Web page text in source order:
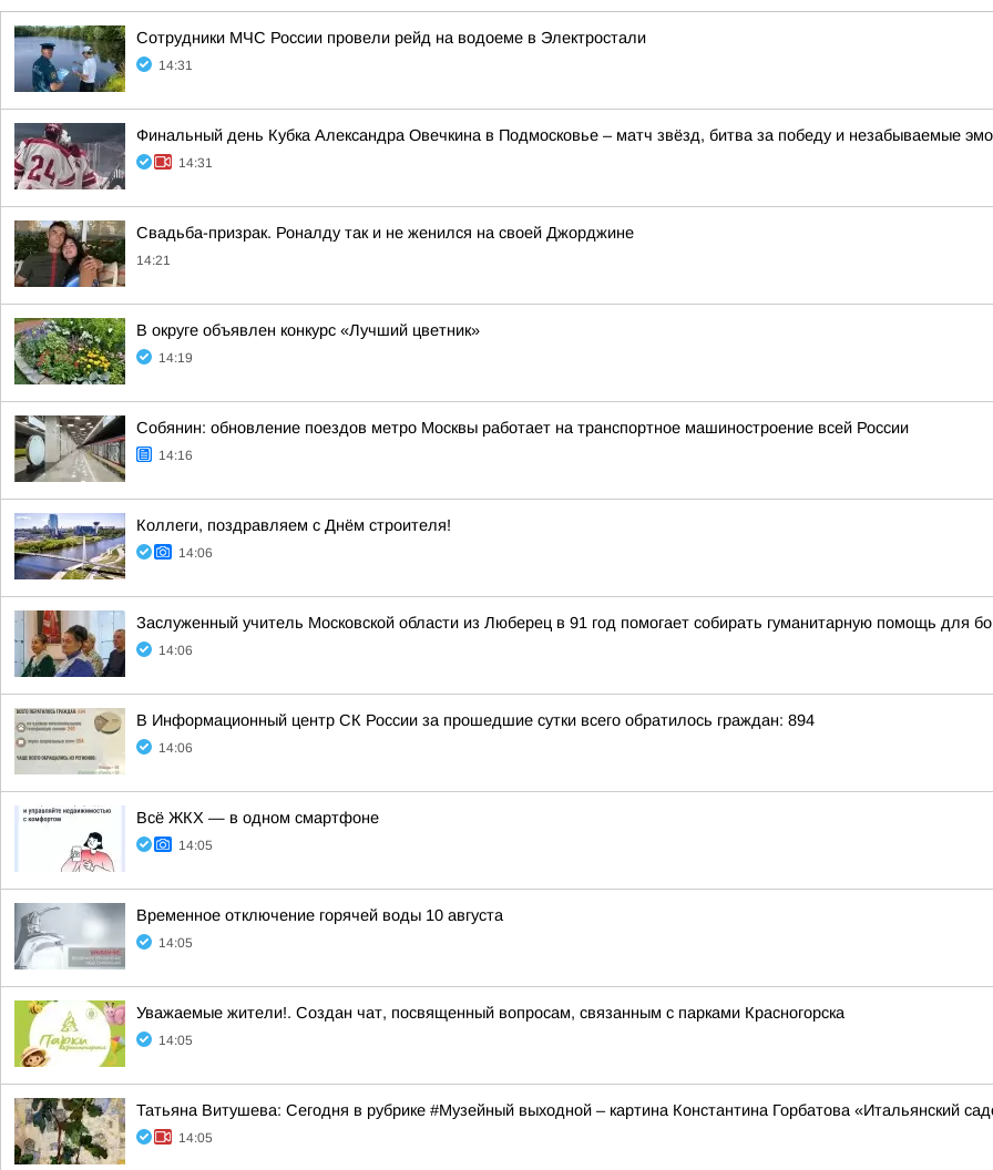
Сотрудники МЧС России провели рейд на водоеме в Электростали
14:31
Финальный день Кубка Александра Овечкина в Подмосковье – матч звёзд, битва за победу и незабываемые
14:31
Свадьба-призрак. Роналду так и не женился на своей Джорджине
14:21
В округе объявлен конкурс «Лучший цветник»
14:19
Собянин: обновление поездов метро Москвы работает на транспортное машиностроение всей России
14:16
Коллеги, поздравляем с Днём строителя!
14:06
Заслуженный учитель Московской области из Люберец в 91 год помогает собирать гуманитарную помощь для
14:06
В Информационный центр СК России за прошедшие сутки всего обратилось граждан: 894
14:06
Всё ЖКХ — в одном смартфоне
14:05
Временное отключение горячей воды 10 августа
14:05
Уважаемые жители!. Создан чат, посвященный вопросам, связанным с парками Красногорска
14:05
Татьяна Витушева: Сегодня в рубрике #Музейный выходной – картина Константина Горбатова «Итальянский
14:05